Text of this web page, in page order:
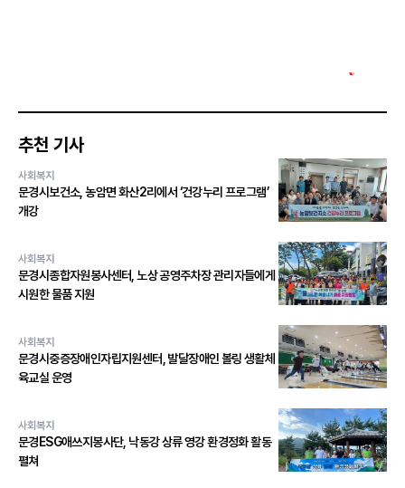
추천 기사
사회복지
문경시보건소, 농암면 화산2리에서 ‘건강누리 프로그램’
개강
사회복지
문경시종합자원봉사센터, 노상 공영주차장 관리자들에게
시원한 물품 지원
사회복지
문경시중증장애인자립지원센터, 발달장애인 볼링 생활체
육교실 운영
사회복지
문경ESG애쓰지봉사단, 낙동강 상류 영강 환경정화 활동
펼쳐